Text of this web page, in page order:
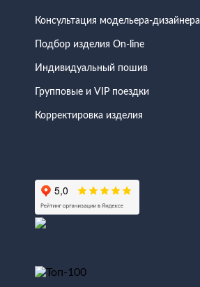
Консультация модельера-дизайнера
Подбор изделия On-line
Индивидуальный пошив
Групповые и VIP поездки
Корректировка изделия